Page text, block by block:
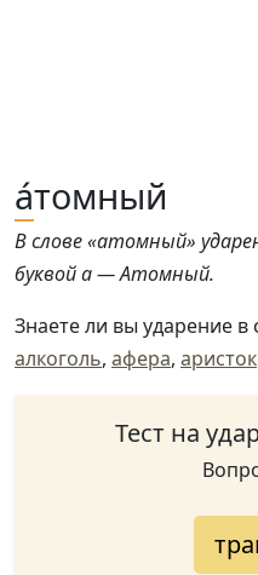
а́томный
В слове «атомный»
буквой а — Атомный.
Знаете ли вы ударение в
алкоголь, афера,
Тест на